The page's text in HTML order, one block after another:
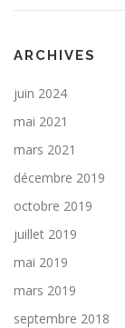
ARCHIVES
juin 2024
mai 2021
mars 2021
décembre 2019
octobre 2019
juillet 2019
mai 2019
mars 2019
septembre 2018